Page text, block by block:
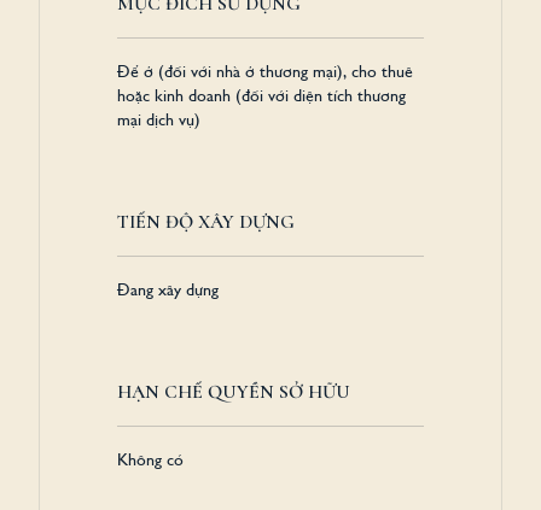
Để ở (đối với nhà ở thương mại), cho thuê
hoặc kinh doanh (đối với diện tích thương
mại dịch vụ)
TIẾN ĐỘ XÂY DỰNG
Đang xây dựng
HẠN CHẾ QUYỀN SỞ HỮU
Không có